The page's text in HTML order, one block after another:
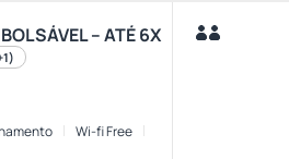
– ATÉ 6X
Wi-fi Free